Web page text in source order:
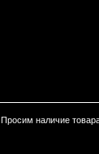
наличие